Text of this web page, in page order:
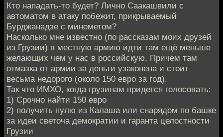
Кто нападать-то будет? Лично Саакашвили с
автоматом в атаку побежит, прикрываемый
Бурджанадзе с минометом?
Насколько мне известно (по рассказам моих друзей
из Грузии) в местную армию идти там ещё меньше
желающих чем у нас в российскую. Причем там
отмазка от армии за деньги узаконена и стоит
весьма недорого (около 150 евро за год).
Так что ИМХО, когда грузинам придется голосовать:
1) Срочно найти 150 евро
2) получить пулю из Калаша или снарядом по башке
за идеи светоча демократии и гаранта целостности
Грузии